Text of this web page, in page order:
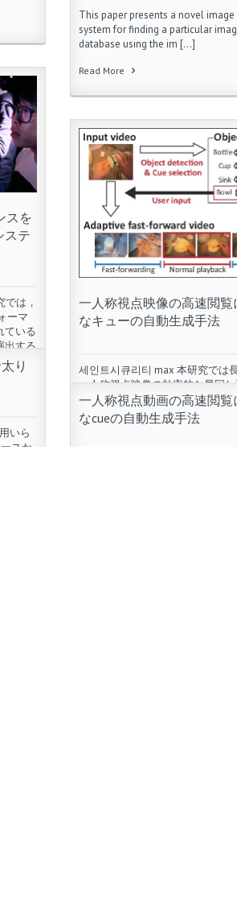
This paper presents a novel
system for finding a particular
database using the im […]
Read More
スを
ステ
は，
ーマ
ている
出する
高い
一人称視点映像の高速閲覧
なキューの自動生成手法
세인트시큐리티 max 本研究では
一人称視点映像の効率的な早回
的として，ユーザが選択可能な
（以下：キュー）の自動生成手法
る．一人称視点映像はウェアラブ
り
いら
スか
一人称視点動画の高速閲覧
なcueの自動生成手法